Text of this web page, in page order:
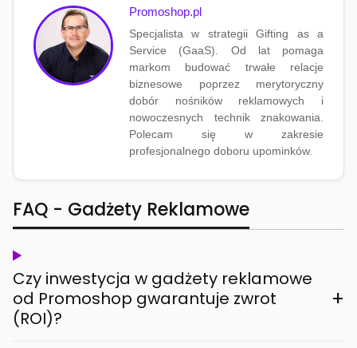
Promoshop.pl
Specjalista w strategii Gifting as a
Service (GaaS). Od lat pomaga
markom budować trwałe relacje
biznesowe poprzez merytoryczny
dobór nośników reklamowych i
nowoczesnych technik znakowania.
Polecam się w zakresie
profesjonalnego doboru upominków.
FAQ - Gadżety Reklamowe
Czy inwestycja w gadżety reklamowe
od Promoshop gwarantuje zwrot
(ROI)?
+